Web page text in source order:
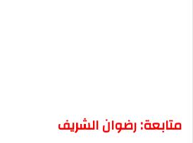
متابعة: رضوان الشريف